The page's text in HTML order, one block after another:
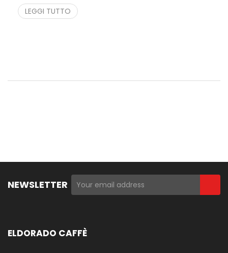
LEGGI TUTTO
NEWSLETTER
ELDORADO CAFFÈ